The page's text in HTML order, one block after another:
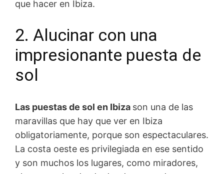
que hacer en Ibiza.
2. Alucinar con una
impresionante puesta de
sol
Las puestas de sol en Ibiza son una de las
maravillas que hay que ver en Ibiza
obligatoriamente, porque son espectaculares.
La costa oeste es privilegiada en ese sentido
y son muchos los lugares, como miradores,